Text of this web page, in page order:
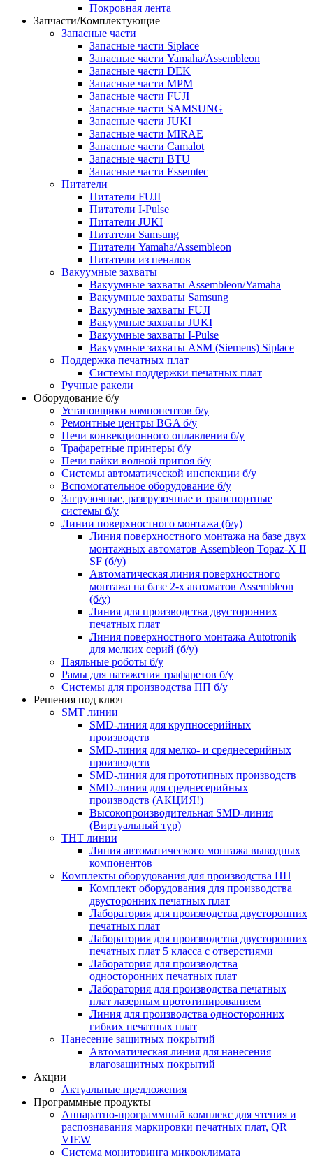
Покровная лента
Запчасти/Комплектующие
Запасные части
Запасные части Siplace
Запасные части Yamaha/Assembleon
Запасные части DEK
Запасные части MPM
Запасные части FUJI
Запасные части SAMSUNG
Запасные части JUKI
Запасные части MIRAE
Запасные части Camalot
Запасные части BTU
Запасные части Essemtec
Питатели
Питатели FUJI
Питатели I-Pulse
Питатели JUKI
Питатели Samsung
Питатели Yamaha/Assembleon
Питатели из пеналов
Вакуумные захваты
Вакуумные захваты Assembleon/Yamaha
Вакуумные захваты Samsung
Вакуумные захваты FUJI
Вакуумные захваты JUKI
Вакуумные захваты I-Pulse
Вакуумные захваты ASM (Siemens) Siplace
Поддержка печатных плат
Системы поддержки печатных плат
Ручные ракели
Оборудование б/у
Установщики компонентов б/у
Ремонтные центры BGA б/у
Печи конвекционного оплавления б/у
Трафаретные принтеры б/у
Печи пайки волной припоя б/у
Системы автоматической инспекции б/у
Вспомогательное оборудование б/у
Загрузочные, разгрузочные и транспортные
системы б/у
Линии поверхностного монтажа (б/у)
Линия поверхностного монтажа на базе двух
монтажных автоматов Assembleon Topaz-X II
SF (б/у)
Автоматическая линия поверхностного
монтажа на базе 2-х автоматов Assembleon
(б/у)
Линия для производства двусторонних
печатных плат
Линия поверхностного монтажа Autotronik
для мелких серий (б/у)
Паяльные роботы б/у
Рамы для натяжения трафаретов б/у
Системы для производства ПП б/у
Решения под ключ
SMT линии
SMD-линия для крупносерийных
производств
SMD-линия для мелко- и среднесерийных
производств
SMD-линия для прототипных производств
SMD-линия для среднесерийных
производств (АКЦИЯ!)
Высокопроизводительная SMD-линия
(Виртуальный тур)
THT линии
Линия автоматического монтажа выводных
компонентов
Комплекты оборудования для производства ПП
Комплект оборудования для производства
двусторонних печатных плат
Лаборатория для производства двусторонних
печатных плат
Лаборатория для производства двусторонних
печатных плат 5 класса с отверстиями
Лаборатория для производства
односторонних печатных плат
Лаборатория для производства печатных
плат лазерным прототипированием
Линия для производства односторонних
гибких печатных плат
Нанесение защитных покрытий
Автоматическая линия для нанесения
влагозащитных покрытий
Акции
Актуальные предложения
Программные продукты
Аппаратно-программный комплекс для чтения и
распознавания маркировки печатных плат, QR
VIEW
Система мониторинга микроклимата